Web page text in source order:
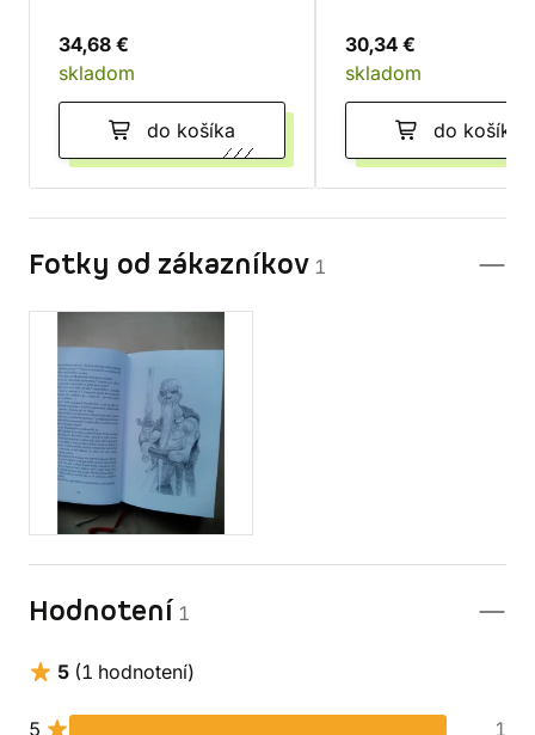
34,68 €
skladom
do košíka
30,34 €
skladom
do košíka
Fotky od zákazníkov 1
Hodnotení 1
5 (1 hodnotení)
5 1